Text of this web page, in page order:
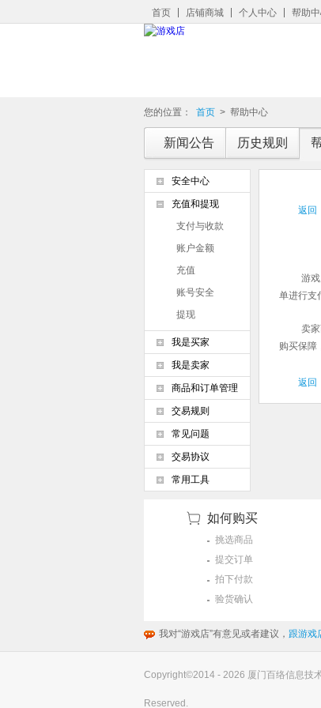
首页 店铺商城 个人中心 帮助
您的位置： 首页 > 帮助中心
新闻公告 历史规则
返回
游
单进行支
卖
购买保障
返回
安全中心
充值和提现
支付与收款
账户金额
充值
账号安全
提现
我是买家
我是卖家
商品和订单管理
交易规则
常见问题
交易协议
常用工具
如何购买
挑选商品
提交订单
拍下付款
验货确认
我对“游戏店”有意见或者建议， 跟游戏
Copyright©2014 - 2026 厦门百络信息技
Reserved.